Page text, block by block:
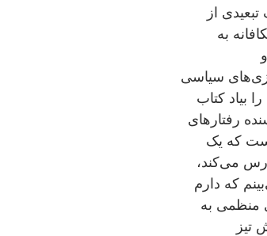
از
به‌
سیاسی
بیاد کتاب
رفتارهای
که یک
می‌کند،
که دارم
منظمی به‌
تیز